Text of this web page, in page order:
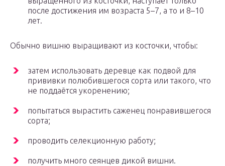
после достижения им возраста 5–7, а то и 8–10
лет.
Обычно вишню выращивают из косточки, чтобы:
затем использовать деревце как подвой для
прививки полюбившегося сорта или такого, что
не поддаётся укоренению;
попытаться вырастить саженец понравившегося
сорта;
проводить селекционную работу;
получить много сеянцев дикой вишни.